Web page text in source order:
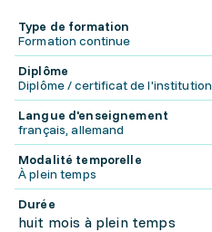
Type de formation
Formation continue
Diplôme
Diplôme / certificat de l'institution
Langue d'enseignement
français, allemand
Modalité temporelle
À plein temps
Durée
huit mois à plein temps